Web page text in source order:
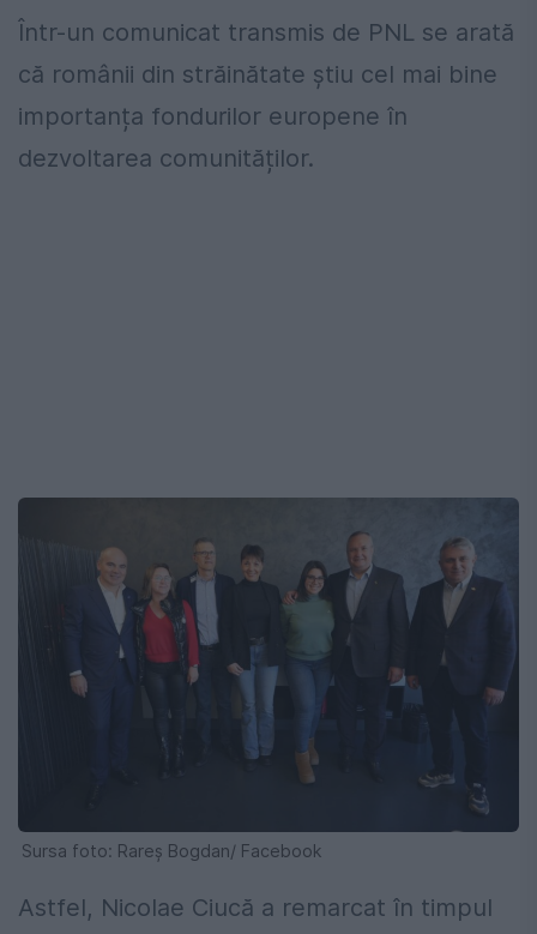
Într-un comunicat transmis de PNL se arată
că românii din străinătate știu cel mai bine
importanța fondurilor europene în
dezvoltarea comunităților.
Sursa foto: Rareș Bogdan/ Facebook
Astfel, Nicolae Ciucă a remarcat în timpul